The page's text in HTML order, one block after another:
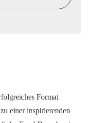
Format
einer inspirierenden